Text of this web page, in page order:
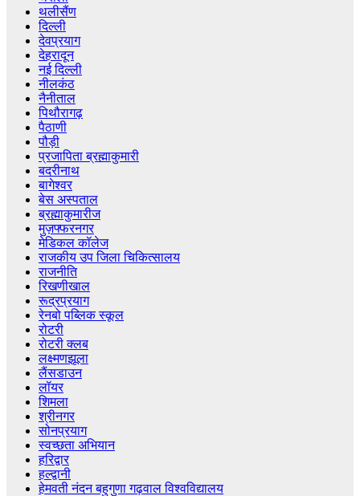
थलीसैंण
दिल्ली
देवप्रयाग
देहरादून
नई दिल्ली
नीलकंठ
नैनीताल
पिथौरागढ़
पैठाणी
पौड़ी
प्रजापिता ब्रह्माकुमारी
बदरीनाथ
बागेश्वर
बेस अस्पताल
ब्रह्माकुमारीज
मुज़फ्फरनगर
मेडिकल कॉलेज
राजकीय उप जिला चिकित्सालय
राजनीति
रिखणीखाल
रूद्रप्रयाग
रेनबो पब्लिक स्कूल
रोटरी
रोटरी क्लब
लक्ष्मणझूला
लैंसडाउन
लॉयर
शिमला
श्रीनगर
सोनप्रयाग
स्वच्छता अभियान
हरिद्वार
हल्द्वानी
हेमवती नंदन बहुगुणा गढ़वाल विश्वविद्यालय